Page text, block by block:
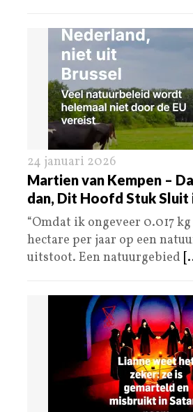
24 januari 2026
Martien van Kempen –
dan, Dit Hoofd Stuk Sluit
“Omdat ik ongeveer 0.017
hectare per jaar op een
uitstoot. Een natuurgebied